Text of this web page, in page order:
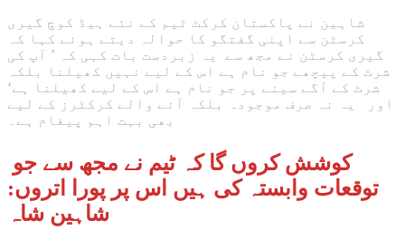
شاہین نے پاکستان کرکٹ ٹیم کے نئے ہیڈ کوچ گیری
کرسٹن سے اپنی گفتگو کا حوالہ دیتے ہوئے کہا کہ
گیری کرسٹن نے مجھ سے یہ زبردست بات کہی کہ ’ آپ کی
شرٹ کے پیچھے جو نام ہے اس کے لیے نہیں کھیلنا بلکہ
شرٹ کے آگے سینے پر جو نام ہے اس کے لیے کھیلنا ہے‘
اور یہ نہ صرف موجودہ بلکہ آنے والے کرکٹرز کے لیے
بھی بہت اہم پیغام ہے۔
توقعات وابستہ کی ہیں اس پر پورا اتروں:
شاہین شاہ